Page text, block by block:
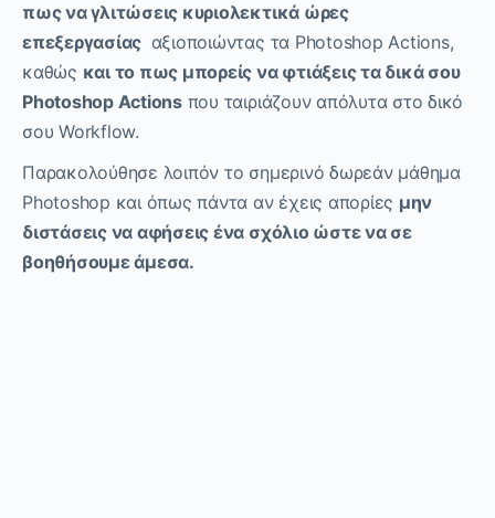
πως να γλιτώσεις κυριολεκτικά ώρες
επεξεργασίας αξιοποιώντας τα Photoshop Actions,
καθώς και το πως μπορείς να φτιάξεις τα δικά σου
Photoshop Actionsπου ταιριάζουν απόλυτα στο δικό
σου Workflow.
Παρακολούθησε λοιπόν το σημερινό δωρεάν μάθημα
Photoshop και όπως πάντα αν έχεις απορίες μην
διστάσεις να αφήσεις ένα σχόλιο ώστε να σε
βοηθήσουμε άμεσα.